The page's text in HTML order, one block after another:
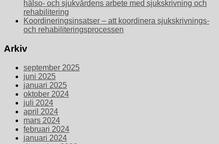
hälso- och sjukvårdens arbete med sjukskrivning och
rehabilitering
Koordineringsinsatser – att koordinera sjukskrivnings-
och rehabiliteringsprocessen
Arkiv
september 2025
juni 2025
januari 2025
oktober 2024
juli 2024
april 2024
mars 2024
februari 2024
januari 2024